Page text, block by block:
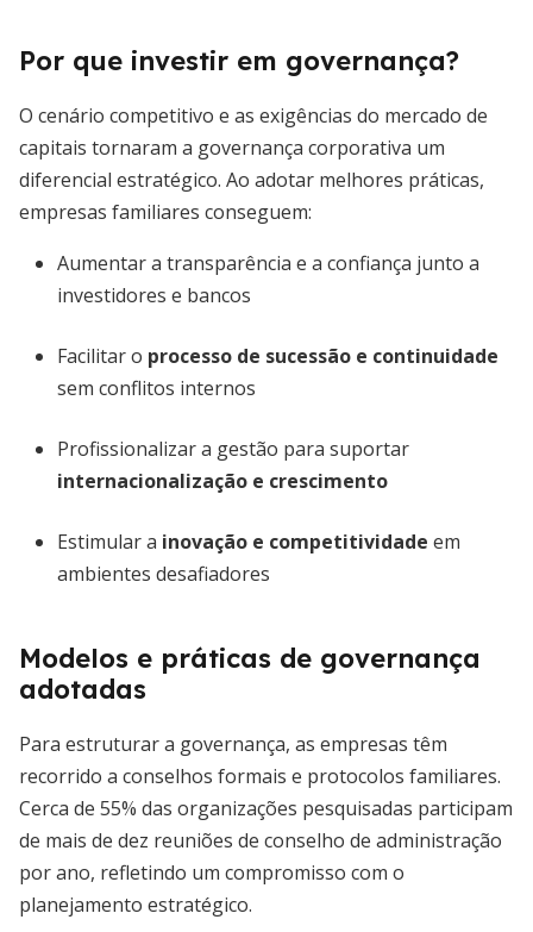
Por que investir em governança?
O cenário competitivo e as exigências do mercado de
capitais tornaram a governança corporativa um
diferencial estratégico. Ao adotar melhores práticas,
empresas familiares conseguem:
Aumentar a transparência e a confiança junto a
investidores e bancos
Facilitar o processo de sucessão e continuidade
sem conflitos internos
Profissionalizar a gestão para suportar
internacionalização e crescimento
Estimular a inovação e competitividade em
ambientes desafiadores
Modelos e práticas de governança
adotadas
Para estruturar a governança, as empresas têm
recorrido a conselhos formais e protocolos familiares.
Cerca de 55% das organizações pesquisadas participam
de mais de dez reuniões de conselho de administração
por ano, refletindo um compromisso com o
planejamento estratégico.